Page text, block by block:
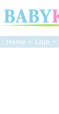
Home > Loja >